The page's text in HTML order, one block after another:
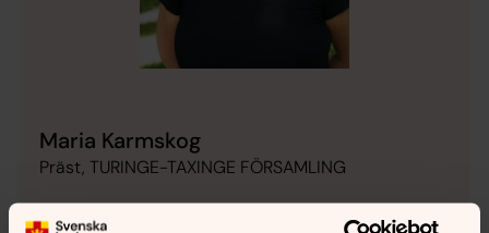
Maria Karmskog
Präst, TURINGE-TAXINGE FÖRSAMLING